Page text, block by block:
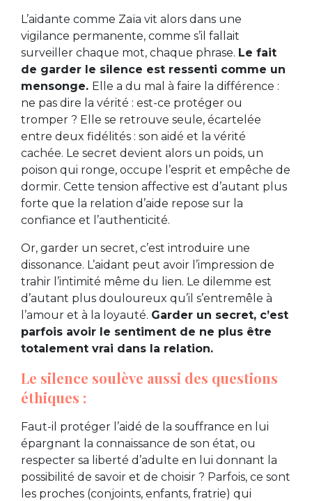
L’aidante comme Zaïa vit alors dans une
vigilance permanente, comme s’il fallait
surveiller chaque mot, chaque phrase. Le fait
de garder le silence est ressenti comme un
mensonge. Elle a du mal à faire la différence :
ne pas dire la vérité : est-ce protéger ou
tromper ? Elle se retrouve seule, écartelée
entre deux fidélités : son aidé et la vérité
cachée. Le secret devient alors un poids, un
poison qui ronge, occupe l’esprit et empêche de
dormir. Cette tension affective est d’autant plus
forte que la relation d’aide repose sur la
confiance et l’authenticité.
Or, garder un secret, c’est introduire une
dissonance. L’aidant peut avoir l’impression de
trahir l’intimité même du lien. Le dilemme est
d’autant plus douloureux qu’il s’entremêle à
l’amour et à la loyauté. Garder un secret, c’est
parfois avoir le sentiment de ne plus être
totalement vrai dans la relation.
Le silence soulève aussi des questions
éthiques :
Faut-il protéger l’aidé de la souffrance en lui
épargnant la connaissance de son état, ou
respecter sa liberté d’adulte en lui donnant la
possibilité de savoir et de choisir ? Parfois, ce sont
les proches (conjoints, enfants, fratrie) qui